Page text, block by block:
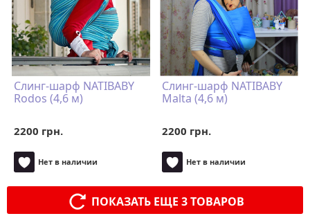
Слинг-шарф NATIBABY
Rodos (4,6 м)
2200 грн.
Нет в наличии
Слинг-шарф NATIBABY
Malta (4,6 м)
2200 грн.
Нет в наличии
ПОКАЗАТЬ ЕЩЕ 3 ТОВАРОВ